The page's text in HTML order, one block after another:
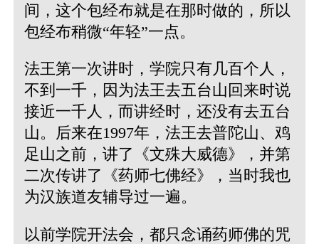
间，这个包经布就是在那时做的，所以
包经布稍微“年轻”一点。
法王第一次讲时，学院只有几百个人，
不到一千，因为法王去五台山回来时说
接近一千人，而讲经时，还没有去五台
山。后来在1997年，法王去普陀山、鸡
足山之前，讲了《文殊大威德》，并第
二次传讲了《药师七佛经》，当时我也
为汉族道友辅导过一遍。
以前学院开法会，都只念诵药师佛的咒